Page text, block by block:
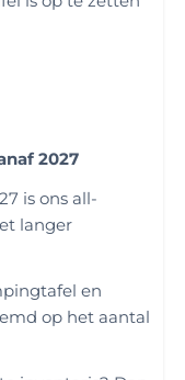
2027
is ons all-
langer
en
op het aantal